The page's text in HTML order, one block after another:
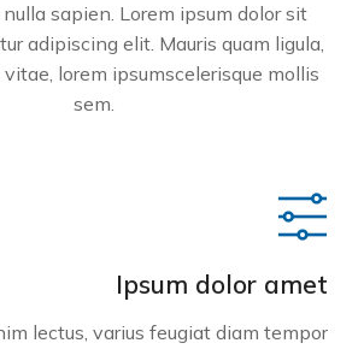
sapien. Lorem ipsum dolor sit
adipiscing elit. Mauris quam ligula,
lorem ipsumscelerisque mollis
sem.
Ipsum dolor amet
lectus, varius feugiat diam tempor